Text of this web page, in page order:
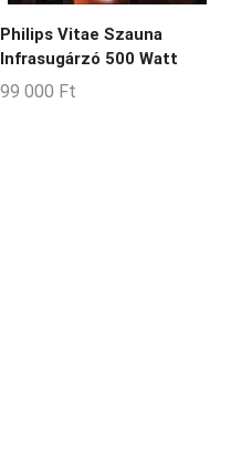
Philips Vitae Szauna
Infrasugárzó 500 Watt
99 000 Ft